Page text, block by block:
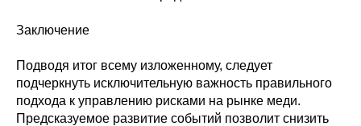
Заключение
Подводя итог всему изложенному, следует
подчеркнуть исключительную важность правильного
подхода к управлению рисками на рынке меди.
Предсказуемое развитие событий позволит снизить